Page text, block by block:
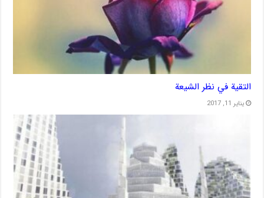
التقية في نظر الشيعة
يناير 11, 2017